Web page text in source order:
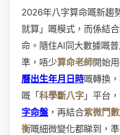
2026年八字算命嘅新趨
就算」嘅模式，而係結
命。隨住AI同大數據嘅普
準，唔少算命老師開始用
曆出生年月日時嘅轉換
嘅「科學斷八字 」平台
字命盤 ，再結合紫微鬥數
衡嘅細微變化都睇到，